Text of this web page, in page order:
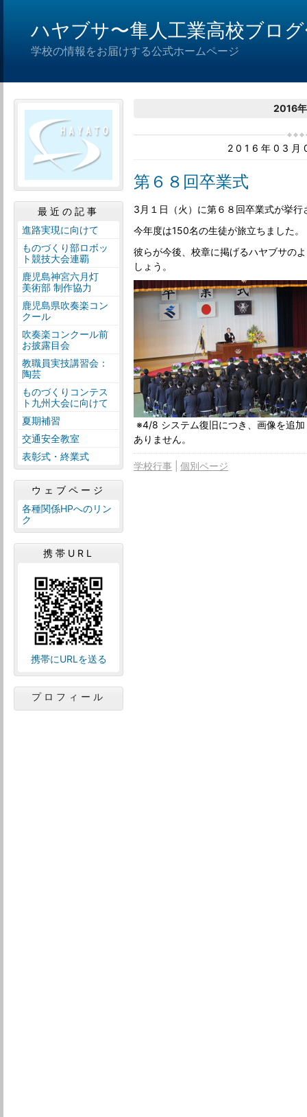
ハヤブサ〜隼人工業高校ブロ
学校の情報をお届けする公式ホームページ
2016
2016年03月
第６８回卒業式
3月１日（火）に第６８回卒業式が挙行
今年度は150名の生徒が旅立ちました。
彼らが今後、校章に掲げるハヤブサの
しょう。
※4/8 システム復旧につき、画像を追
ありません。
学校行事 個別ページ
最近の記事
進路実現に向けて
ものづくり部ロボッ
ト競技大会連覇
鹿児島神宮六月灯
美術部 制作協力
鹿児島県吹奏楽コン
クール
吹奏楽コンクール前
お披露目会
教職員実技講習会：
陶芸
ものづくりコンテス
ト九州大会に向けて
夏期補習
交通安全教室
表彰式・終業式
ウェブページ
各種関係HPへのリン
ク
携帯URL
携帯にURLを送る
プロフィール